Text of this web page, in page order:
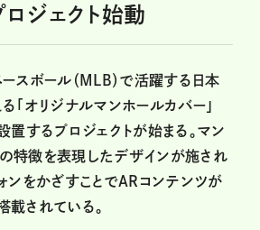
ジェクト始動
スボール（MLB）で活躍する日本
「オリジナルマンホールカバー」
置するプロジェクトが始まる。マン
特徴を表現したデザインが施され
ンをかざすことでARコンテンツが
載されている。